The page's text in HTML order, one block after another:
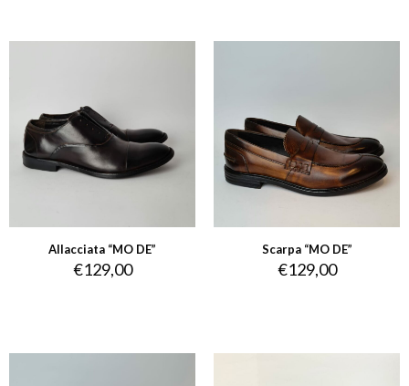
Allacciata “MO DE”
€129,00
Scarpa “MO DE”
€129,00